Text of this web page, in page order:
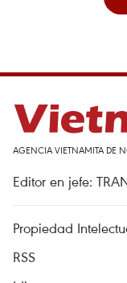
AGENCIA VIETNAMITA DE
Editor en jefe:
Propiedad
RSS